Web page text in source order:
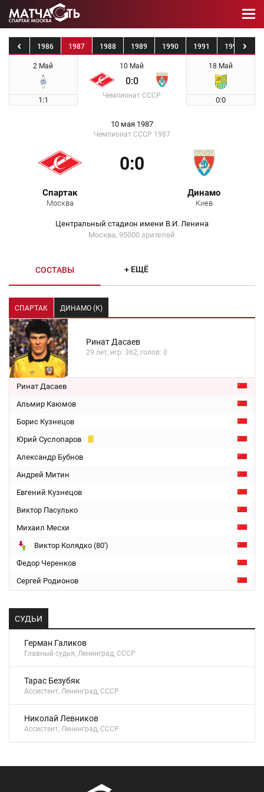
1985 1986 1987 1988 1989 1990 1991 1992
2 Май
1:1
10 Май
0:0
Чемпионат СССР
18 Май
0:0
10 мая 1987
Чемпионат СССР 1987
Спартак
Москва
0:0
Динамо
Киев
Центральный стадион имени В.И. Ленина
Москва, 95000 зрителей
СОСТАВЫ + ЕЩЁ
СПАРТАК ДИНАМО (К)
Ринат Дасаев
29 лет, игр: 362, голов: 0
Ринат Дасаев
Альмир Каюмов
Борис Кузнецов
Юрий Суслопаров
Александр Бубнов
Андрей Митин
Евгений Кузнецов
Виктор Пасулько
Михаил Месхи
Виктор Колядко (80')
Федор Черенков
Сергей Родионов
СУДЬИ
Герман Галиков
Главный судья, Ленинград, СССР
Тарас Безубяк
Ассистент, Ленинград, СССР
Николай Левников
Ассистент, Ленинград, СССР